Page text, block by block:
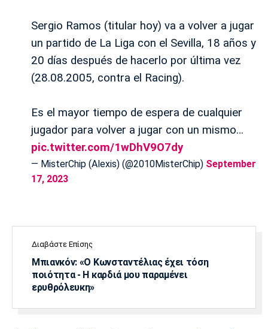
Μπορούσια
Παρί Σεν
Μαρσέιγ
Μονακό
Ερυθρός
Αστέρας
Τότεναμ
Sergio Ramos (titular hoy) va a volver a jugar
un partido de La Liga con el Sevilla, 18 años y
20 días después de hacerlo por última vez
(28.08.2005, contra el Racing).
Es el mayor tiempo de espera de cualquier
jugador para volver a jugar con un mismo…
pic.twitter.com/1wDhV9O7dy
— MisterChip (Alexis) (@2010MisterChip) September
17, 2023
Διαβάστε Επίσης
Μπιανκόν: «Ο Κωνσταντέλιας έχει τόση
ποιότητα - Η καρδιά μου παραμένει
ερυθρόλευκη»